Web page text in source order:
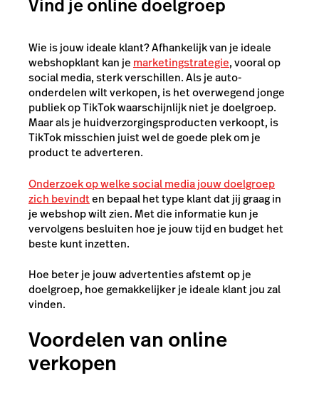
Vind je online doelgroep
Wie is jouw ideale klant? Afhankelijk van je ideale
webshopklant kan je marketingstrategie, vooral op
social media, sterk verschillen. Als je auto-
onderdelen wilt verkopen, is het overwegend jonge
publiek op TikTok waarschijnlijk niet je doelgroep.
Maar als je huidverzorgingsproducten verkoopt, is
TikTok misschien juist wel de goede plek om je
product te adverteren.
Onderzoek op welke social media jouw doelgroep
zich bevindten bepaal het type klant dat jij graag in
je webshop wilt zien. Met die informatie kun je
vervolgens besluiten hoe je jouw tijd en budget het
beste kunt inzetten.
Hoe beter je jouw advertenties afstemt op je
doelgroep, hoe gemakkelijker je ideale klant jou zal
vinden.
Voordelen van online
verkopen